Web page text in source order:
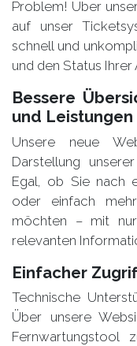
Problem! Über
auf unser
schnell und
und den Status
Bessere
und Leistungen
Unsere neue
Darstellung
Egal, ob Sie nach
oder einfach
möchten – mit
relevanten
Einfacher
Technische
Über unsere
Fernwartungstool